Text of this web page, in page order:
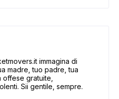
immagina di
madre, tuo padre, tua
offese gratuite,
Sii gentile, sempre.